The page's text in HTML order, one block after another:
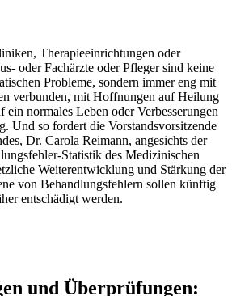
Therapieeinrichtungen oder
oder Fachärzte oder Pfleger sind keine
Probleme, sondern immer eng mit
verbunden, mit Hoffnungen auf Heilung
ein normales Leben oder Verbesserungen
Und so fordert die Vorstandsvorsitzende
Dr. Carola Reimann, angesichts der
Statistik des Medizinischen
Weiterentwicklung und Stärkung der
von Behandlungsfehlern sollen künftig
entschädigt werden.
und Überprüfungen: